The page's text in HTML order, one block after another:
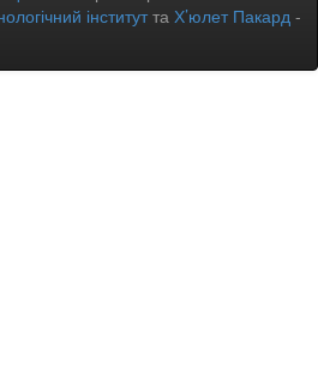
інститутта Х’юлет Пакард -